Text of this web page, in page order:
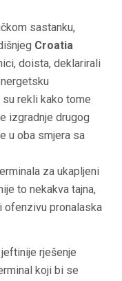
sastanku,
Croatia
doista, deklarirali
rekli kako tome
izgradnje drugog
u oba smjera sa
za ukapljeni
to nekakva tajna,
ofenzivu pronalaska
rješenje
koji bi se